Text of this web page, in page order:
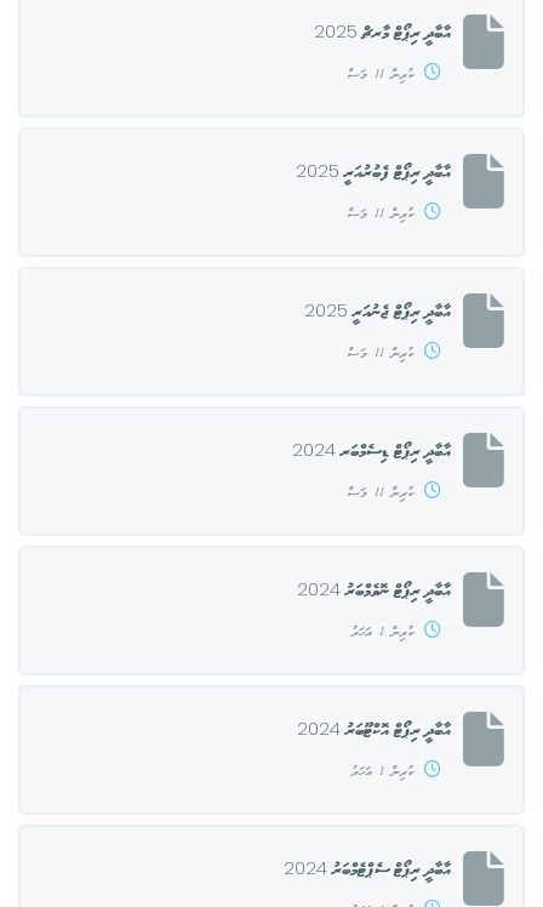
އާބާދީ ރިޕޯޓް މާރޗް 2025
ކުރިން 11 މަސް
އާބާދީ ރިޕޯޓް ފެބުރުއަރީ 2025
ކުރިން 11 މަސް
އާބާދީ ރިޕޯޓް ޖެނުއަރީ 2025
ކުރިން 11 މަސް
އާބާދީ ރިޕޯޓް ޑިސެމްބަރ 2024
ކުރިން 11 މަސް
އާބާދީ ރިޕޯޓް ނޮވެމްބަރު 2024
ކުރިން 1 އަހަރު
އާބާދީ ރިޕޯޓް އޮކްޓޫބަރު 2024
ކުރިން 1 އަހަރު
އާބާދީ ރިޕޯޓް ސެޕްޓެމްބަރު 2024